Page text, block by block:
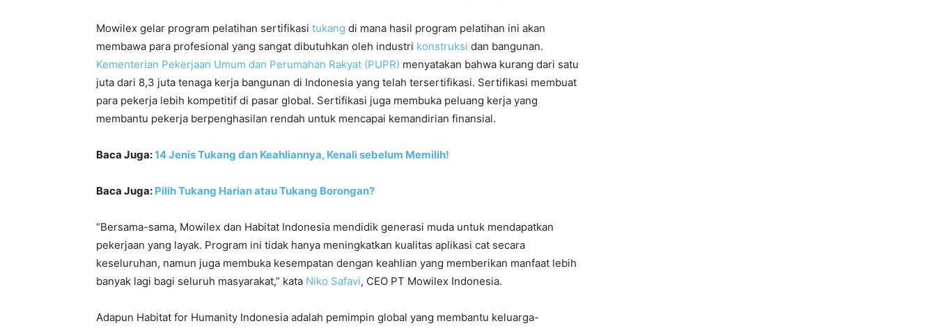
Mowilex gelar program pelatihan sertifikasi tukang di mana hasil program pelatihan ini akan
membawa para profesional yang sangat dibutuhkan oleh industri konstruksi dan bangunan.
Kementerian Pekerjaan Umum dan Perumahan Rakyat (PUPR) menyatakan bahwa kurang dari satu
juta dari 8,3 juta tenaga kerja bangunan di Indonesia yang telah tersertifikasi. Sertifikasi membuat
para pekerja lebih kompetitif di pasar global. Sertifikasi juga membuka peluang kerja yang
membantu pekerja berpenghasilan rendah untuk mencapai kemandirian finansial.
Baca Juga:14 Jenis Tukang dan Keahliannya, Kenali sebelum Memilih!
Baca Juga: Pilih Tukang Harian atau Tukang Borongan?
“Bersama-sama, Mowilex dan Habitat Indonesia mendidik generasi muda untuk mendapatkan
pekerjaan yang layak. Program ini tidak hanya meningkatkan kualitas aplikasi cat secara
keseluruhan, namun juga membuka kesempatan dengan keahlian yang memberikan manfaat lebih
banyak lagi bagi seluruh masyarakat,” kata Niko Safavi, CEO PT Mowilex Indonesia.
Adapun Habitat for Humanity Indonesia adalah pemimpin global yang membantu keluarga-